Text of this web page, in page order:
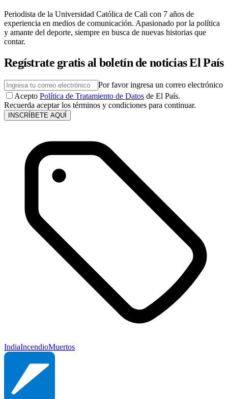
Periodista de la Universidad Católica de Cali con 7 años de
experiencia en medios de comunicación. Apasionado por la política
y amante del deporte, siempre en busca de nuevas historias que
contar.
Regístrate gratis al boletín de noticias El País
Por favor ingresa un correo electrónico
Acepto Política de Tratamiento de Datos de El País.
Recuerda aceptar los términos y condiciones para continuar.
INSCRÍBETE AQUÍ
IndiaIncendioMuertos